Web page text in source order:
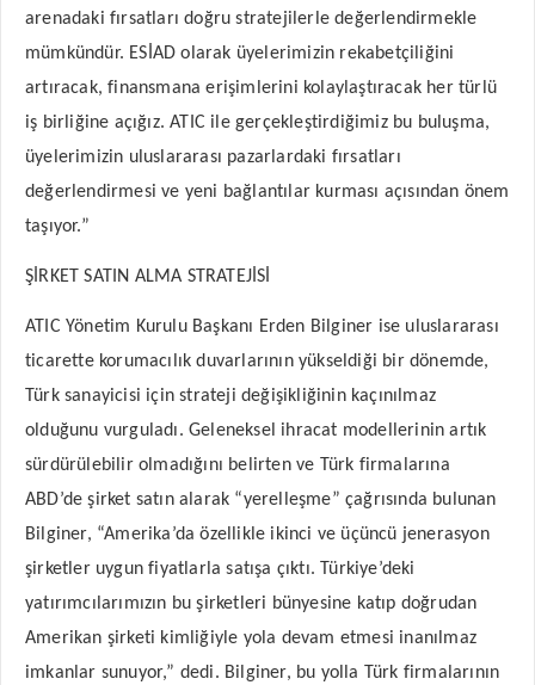
arenadaki fırsatları doğru stratejilerle değerlendirmekle
mümkündür. ESİAD olarak üyelerimizin rekabetçiliğini
artıracak, finansmana erişimlerini kolaylaştıracak her türlü
iş birliğine açığız. ATIC ile gerçekleştirdiğimiz bu buluşma,
üyelerimizin uluslararası pazarlardaki fırsatları
değerlendirmesi ve yeni bağlantılar kurması açısından önem
taşıyor.”
ŞİRKET SATIN ALMA STRATEJİSİ
ATIC Yönetim Kurulu Başkanı Erden Bilginer ise uluslararası
ticarette korumacılık duvarlarının yükseldiği bir dönemde,
Türk sanayicisi için strateji değişikliğinin kaçınılmaz
olduğunu vurguladı. Geleneksel ihracat modellerinin artık
sürdürülebilir olmadığını belirten ve Türk firmalarına
ABD’de şirket satın alarak “yerelleşme” çağrısında bulunan
Bilginer, “Amerika’da özellikle ikinci ve üçüncü jenerasyon
şirketler uygun fiyatlarla satışa çıktı. Türkiye’deki
yatırımcılarımızın bu şirketleri bünyesine katıp doğrudan
Amerikan şirketi kimliğiyle yola devam etmesi inanılmaz
imkanlar sunuyor,” dedi. Bilginer, bu yolla Türk firmalarının